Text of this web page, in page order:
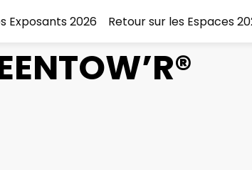
Exposants 2026 Retour sur les Espaces